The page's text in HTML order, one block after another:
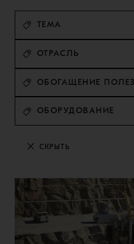
СКРЫТЬ
ТЕМА
ОТРАСЛЬ
ОБОГАЩЕНИЕ
ОБОРУДОВАНИЕ